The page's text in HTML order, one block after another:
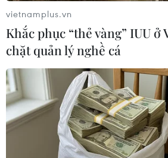
đường cao tốc ở bang Tamaulipas,
khiến ít nhất 13 người thiệt mạng.
vietnamplus.vn
Khắc phục “thẻ vàng” IUU
chặt quản lý nghề cá